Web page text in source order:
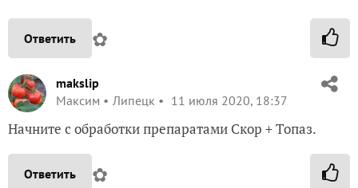
Ответить ✿
makslip
Максим
Липецк 11 июля 2020, 18:37
Начните с обработки препаратами Скор + Топаз.
Ответить ✿